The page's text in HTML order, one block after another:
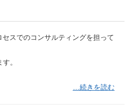
スでのコンサルティングを担って
。
…続きを読む